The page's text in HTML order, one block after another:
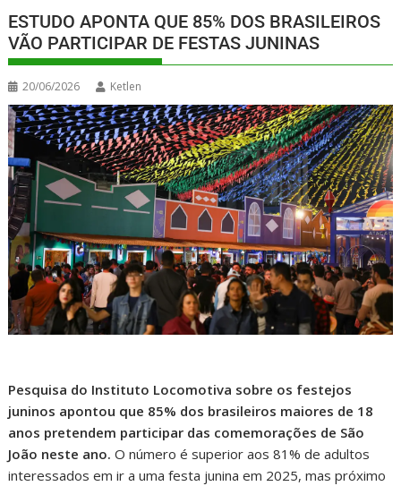
ESTUDO APONTA QUE 85% DOS BRASILEIROS
VÃO PARTICIPAR DE FESTAS JUNINAS
20/06/2026 Ketlen
Pesquisa do Instituto Locomotiva sobre os festejos
juninos apontou que 85% dos brasileiros maiores de 18
anos pretendem participar das comemorações de São
João neste ano.O número é superior aos 81% de adultos
interessados em ir a uma festa junina em 2025, mas próximo